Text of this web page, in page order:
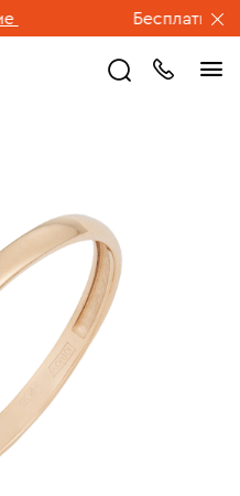
Бесплатная